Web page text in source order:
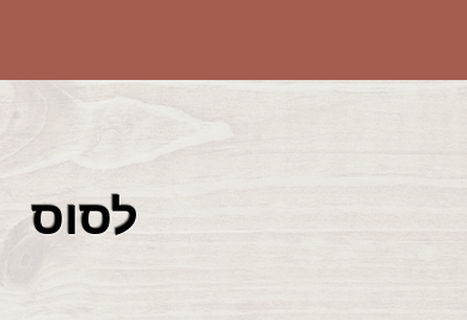
לסוס